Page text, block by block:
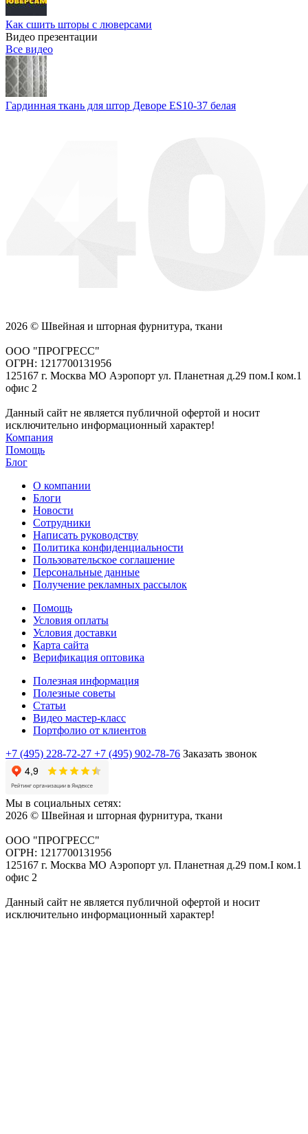
Как сшить шторы с люверсами
Видео презентации
Все видео
Гардинная ткань для штор Деворе ES10-37 белая
2026 © Швейная и шторная фурнитура, ткани
ООО "ПРОГРЕСС"
ОГРН: 1217700131956
125167 г. Москва МО Аэропорт ул. Планетная д.29 пом.I ком.1
офис 2
Данный сайт не является публичной офертой и носит
исключительно информационный характер!
Компания
Помощь
Блог
О компании
Блоги
Новости
Сотрудники
Написать руководству
Политика конфиденциальности
Пользовательское соглашение
Персональные данные
Получение рекламных рассылок
Помощь
Условия оплаты
Условия доставки
Карта сайта
Верификация оптовика
Полезная информация
Полезные советы
Статьи
Видео мастер-класс
Портфолио от клиентов
+7 (495) 228-72-27 +7 (495) 902-78-76 Заказать звонок
Мы в социальных сетях:
2026 © Швейная и шторная фурнитура, ткани
ООО "ПРОГРЕСС"
ОГРН: 1217700131956
125167 г. Москва МО Аэропорт ул. Планетная д.29 пом.I ком.1
офис 2
Данный сайт не является публичной офертой и носит
исключительно информационный характер!